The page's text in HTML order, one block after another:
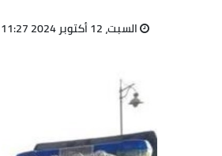
السبت، 12 أكتوبر 2024 11:27 ص